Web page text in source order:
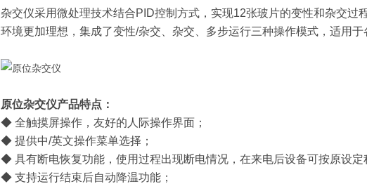
杂交仪采用微处理技术结合PID控制方式，实现12张玻片的变性和杂交过
环境更加理想，集成了变性/杂交、杂交、多步运行三种操作模式，适用于
原位杂交仪产品特点：
◆ 全触摸屏操作，友好的人际操作界面；
◆ 提供中/英文操作菜单选择；
◆ 具有断电恢复功能，使用过程出现断电情况，在来电后设备可按原设定
◆ 支持运行结束后自动降温功能；